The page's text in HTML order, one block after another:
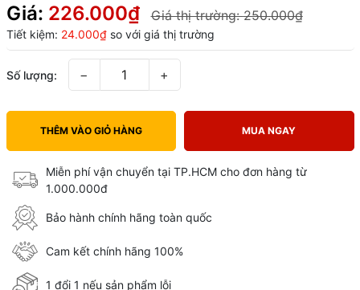
Giá: 226.000₫ Giá thị trường:250.000₫
Tiết kiệm: 24.000₫so với giá thị trường
Số lượng: − +
THÊM VÀO GIỎ HÀNG MUA NGAY
Miễn phí vận chuyển tại TP.HCM cho đơn hàng từ
1.000.000đ
Bảo hành chính hãng toàn quốc
Cam kết chính hãng 100%
1 đổi 1 nếu sản phẩm lỗi